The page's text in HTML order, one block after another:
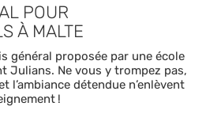
POUR
À MALTE
général proposée par une école
Julians. Ne vous y trompez pas,
l’ambiance détendue n’enlèvent
!